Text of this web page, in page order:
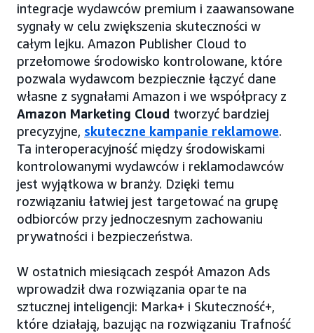
integracje wydawców premium i zaawansowane
sygnały w celu zwiększenia skuteczności w
całym lejku. Amazon Publisher Cloud to
przełomowe środowisko kontrolowane, które
pozwala wydawcom bezpiecznie łączyć dane
własne z sygnałami Amazon i we współpracy z
Amazon Marketing Cloud tworzyć bardziej
precyzyjne, skuteczne kampanie reklamowe.
Ta interoperacyjność między środowiskami
kontrolowanymi wydawców i reklamodawców
jest wyjątkowa w branży. Dzięki temu
rozwiązaniu łatwiej jest targetować na grupę
odbiorców przy jednoczesnym zachowaniu
prywatności i bezpieczeństwa.
W ostatnich miesiącach zespół Amazon Ads
wprowadził dwa rozwiązania oparte na
sztucznej inteligencji: Marka+ i Skuteczność+,
które działają, bazując na rozwiązaniu Trafność